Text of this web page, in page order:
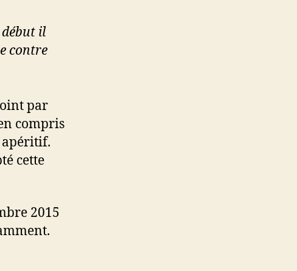
début il
contre
par
compris
apéritif.
cette
2015